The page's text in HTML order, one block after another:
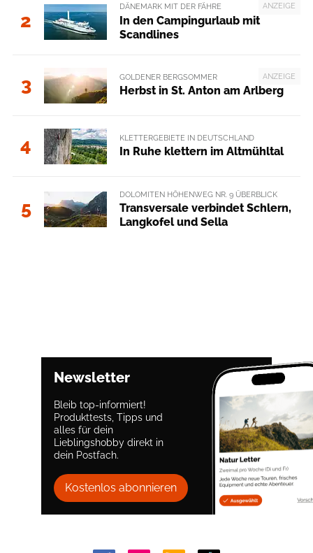
2
ANZEIGE
DÄNEMARK MIT DER FÄHRE
In den Campingurlaub mit
Scandlines
3 ANZEIGE
GOLDENER BERGSOMMER
Herbst in St. Anton am Arlberg
4 KLETTERGEBIETE IN DEUTSCHLAND
In Ruhe klettern im Altmühltal
5
DOLOMITEN HÖHENWEG NR. 9 ÜBERBLICK
Transversale verbindet Schlern,
Langkofel und Sella
Newsletter
Bleib top-informiert!
Produkttests, Tipps und
alles für dein
Lieblingshobby direkt in
dein Postfach.
Kostenlos abonnieren